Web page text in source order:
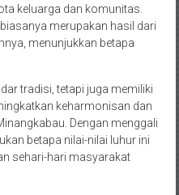
keluarga dan komunitas.
merupakan hasil dari
menunjukkan betapa
tradisi, tetapi juga memiliki
keharmonisan dan
Dengan menggali
betapa nilai-nilai luhur ini
sehari-hari masyarakat